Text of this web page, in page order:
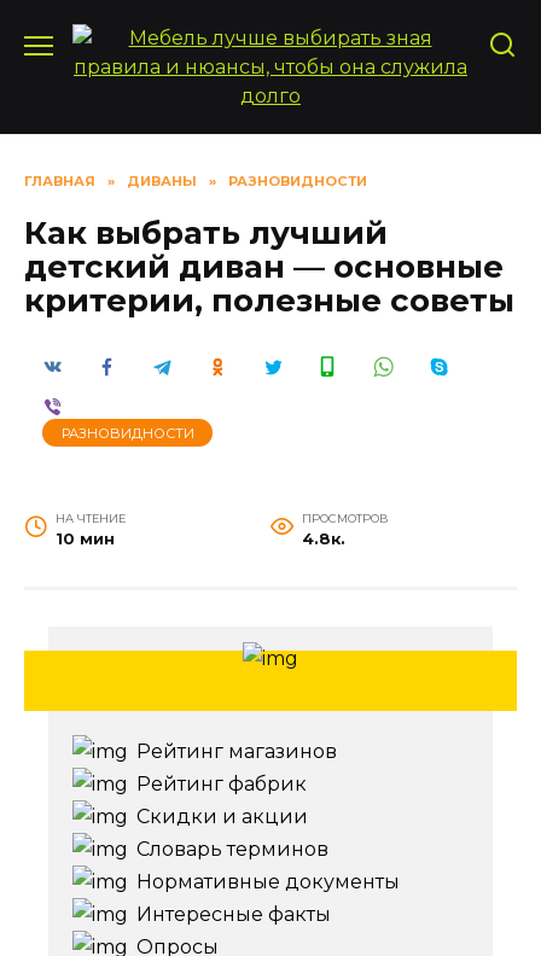
содержанию
ГЛАВНАЯ » ДИВАНЫ » РАЗНОВИДНОСТИ
Как выбрать лучший
детский диван — основные
критерии, полезные советы
РАЗНОВИДНОСТИ
НА ЧТЕНИЕ
10 мин
ПРОСМОТРОВ
4.8к.
Рейтинг магазинов
Рейтинг фабрик
Скидки и акции
Словарь терминов
Нормативные документы
Интересные факты
Опросы